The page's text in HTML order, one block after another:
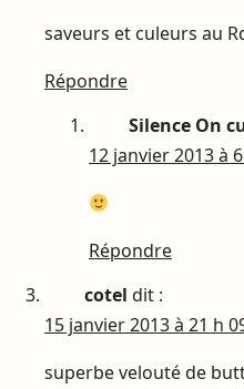
saveurs et culeurs au
Répondre
Silence On
12 janvier 2013 à
Répondre
cotel dit :
15 janvier 2013 à 21 h
superbe velouté de